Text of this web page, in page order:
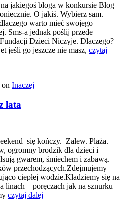
na jakiegoś bloga w konkursie Blog
O jakiś. Wybierz sam.
warto mieć swojego
Sms-a jednak poślij przede
Dzieci Niczyje. Dlaczego?
jeśli go jeszcze nie masz, czytaj
on Inaczej
lata
się kończy. Zalew. Plaża.
ogromny brodzik dla dzieci i
gwarem, śmiechem i zabawą.
przechodzących.Zdejmujemy
ciepłej wodzie.Kładziemy się na
linach – poręczach jak na sznurku
czytaj dalej